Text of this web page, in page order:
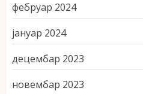
фебруар 2024
јануар 2024
децембар 2023
новембар 2023